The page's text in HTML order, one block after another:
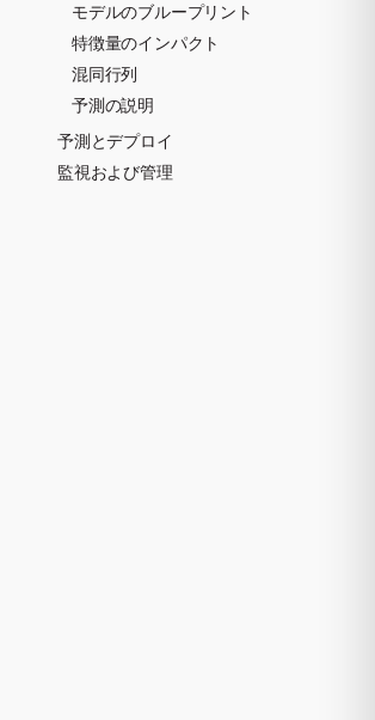
モデルのブループリント
特徴量のインパクト
混同行列
予測の説明
予測とデプロイ
監視および管理